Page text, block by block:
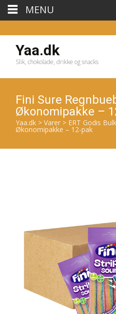
Yaa.dk
Slik, chokolade, drikke og snacks
Fini Sure
Økonomipakke –
Yaa.dk > Varer > ERT Godis Bulk
Økonomipakke – 12-pak
MENU